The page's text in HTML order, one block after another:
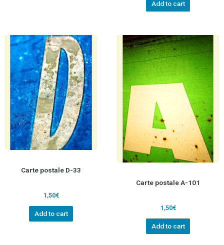
Add to cart
Carte postale D-33
1,50€
Add to cart
Carte postale A-101
1,50€
Add to cart